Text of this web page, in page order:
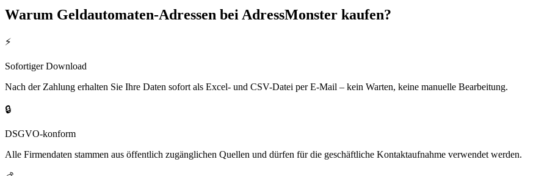
Warum Geldautomaten-Adressen bei AdressMonster kaufen?
⚡
Sofortiger Download
Nach der Zahlung erhalten Sie Ihre Daten sofort als Excel- und CSV-Datei per E-Mail – kein Warten, keine manuelle Bearbeitung.
🔒
DSGVO-konform
Alle Firmendaten stammen aus öffentlich zugänglichen Quellen und dürfen für die geschäftliche Kontaktaufnahme verwendet werden.